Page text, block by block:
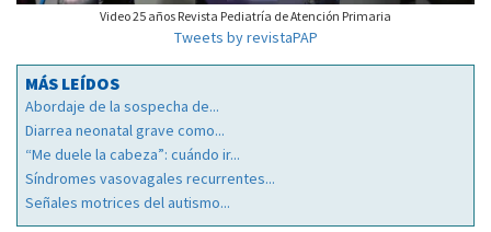
Video 25 años Revista Pediatría de Atención Primaria
Tweets by revistaPAP
MÁS LEÍDOS
Abordaje de la sospecha de...
Diarrea neonatal grave como...
“Me duele la cabeza”: cuándo ir...
Síndromes vasovagales recurrentes...
Señales motrices del autismo...